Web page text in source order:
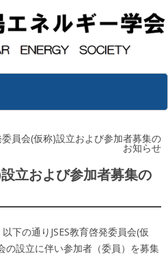
員会(仮称)設立および参加者募集の
お知らせ
立および参加者募集の
下の通りJSES教育啓発委員会(仮
の設立に伴い参加者（委員）を募集